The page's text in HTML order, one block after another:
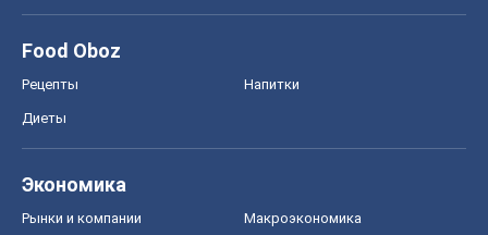
Food Oboz
Рецепты Напитки
Диеты
Экономика
Рынки и компании Mакроэкономика